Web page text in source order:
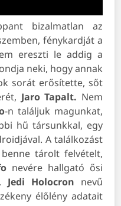
bizalmatlan az
fénykardját a
ereszti le addig a
neki, hogy annak
sorát erősítette, sőt
Jaro Tapalt. Nem
-n találjuk magunkat,
hű társunkkal, egy
A találkozást
tárolt felvételt,
nevére hallgató ősi
Jedi Holocron nevű
élőlény adatait